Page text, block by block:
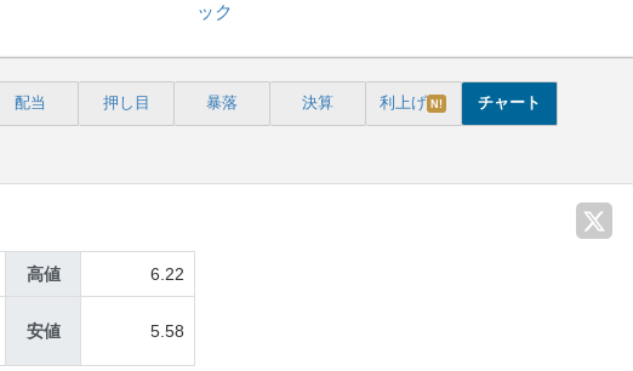
ック
配当 押し目 暴落 決算 利上げ N! チャート
高値 6.22
安値 5.58